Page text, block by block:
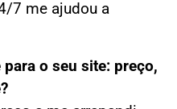
7 me ajudou a
o seu site: preço,